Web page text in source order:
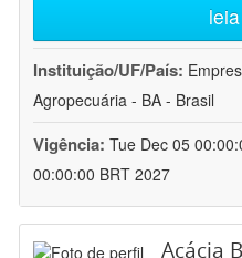
Instituição/UF/País:
Agropecuária - BA - Brasil
Vigência: Tue Dec 05
00:00:00 BRT 2027
Acácia